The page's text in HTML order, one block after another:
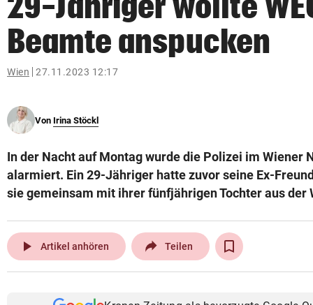
search
Suchbegriff
eingeben
© Krone Multimedia GmbH & Co KG 2026
Beamte anspucken
Wien 27.11.2023 12:17
Von Irina Stöckl
In der Nacht auf Montag wurde die Polizei im Wiener
alarmiert. Ein 29-Jähriger hatte zuvor seine Ex-
sie gemeinsam mit ihrer fünfjährigen Tochter aus der
play_arrow Artikel anhören Teilen